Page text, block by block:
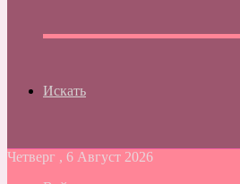
Искать
Четверг , 6 Август 2026